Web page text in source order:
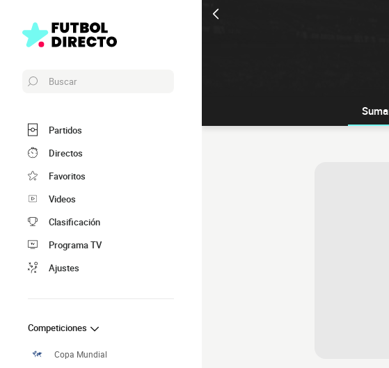
Buscar
Partidos
Directos
Favoritos
Videos
Clasificación
Programa TV
Ajustes
Competiciones
Copa Mundial